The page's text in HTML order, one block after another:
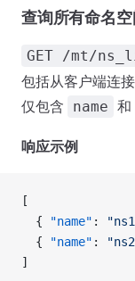
查询所有命名空
GET /mt/
包括从客户端连
仅包含
name 和
响应示例
[
  {
"name" :
  {
"name" :
]